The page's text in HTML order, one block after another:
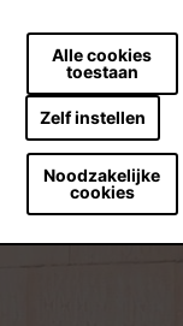
Alle cookies
toestaan
Zelf instellen
Noodzakelijke
cookies